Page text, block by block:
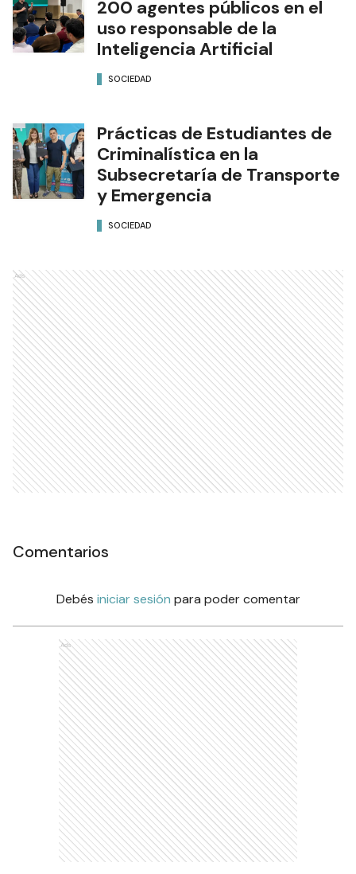
200 agentes públicos en el
uso responsable de la
Inteligencia Artificial
SOCIEDAD
Prácticas de Estudiantes de
Criminalística en la
Subsecretaría de Transporte
y Emergencia
SOCIEDAD
Ads
Comentarios
Debés iniciar sesión para poder comentar
Ads